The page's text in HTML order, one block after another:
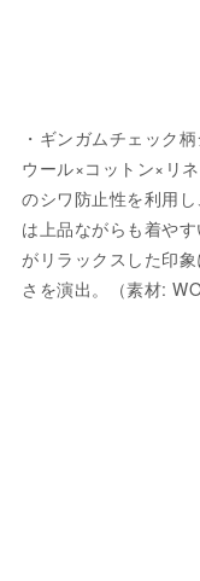
・ギンガムチェック
ウール×コットン×リ
のシワ防止性を利用
は上品ながらも着や
がリラックスした印
さを演出。（素材: